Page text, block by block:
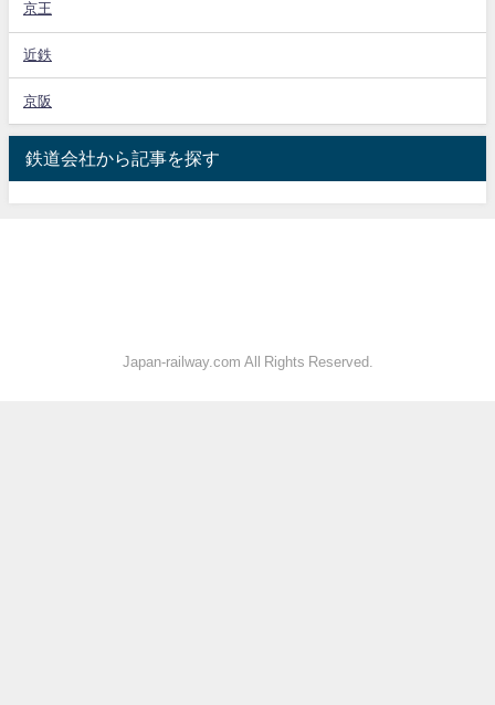
京王
近鉄
京阪
鉄道会社から記事を探す
Japan-railway.com All Rights Reserved.